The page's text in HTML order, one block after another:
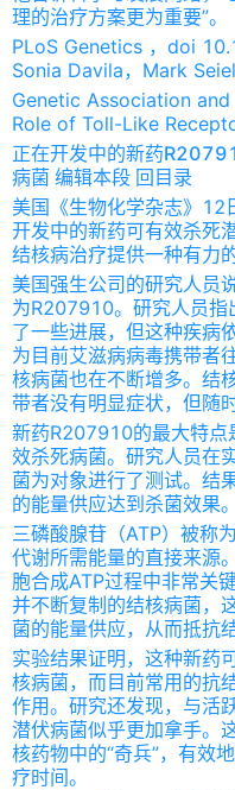
理的治疗方案更为重要”。
PLoS Genetics ，doi
Sonia Davila，Mark
Genetic Association
Role of Toll-Like
正在开发中的新药
病菌 编辑本段 回目录
美国《生物化学杂志》12
开发中的新药可有效杀死
结核病治疗提供一种有力
美国强生公司的研究人员
为R207910。研究人员指
了一些进展，但这种疾病
为目前艾滋病病毒携带者
核病菌也在不断增多。结
带者没有明显症状，但随
新药R207910的最大特点
效杀死病菌。研究人员在
菌为对象进行了测试。结
的能量供应达到杀菌效果。
三磷酸腺苷（ATP）被称
代谢所需能量的直接来源
胞合成ATP过程中非常关
并不断复制的结核病菌，
菌的能量供应，从而抵抗
实验结果证明，这种新药
核病菌，而目前常用的抗
作用。研究还发现，与活
潜伏病菌似乎更加拿手。
核药物中的“奇兵”，有效
疗时间。